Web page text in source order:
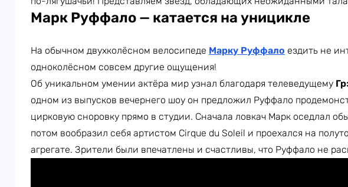
Марк Руффало — катается на уницикле
На обычном двухколёсном велосипеде Марку Руффало ездить не
одноколёсном совсем другие ощущения!
Об уникальном умении актёра мир узнал благодаря телеведущему
одном из выпусков вечернего шоу он предложил Руффало
цирковую сноровку прямо в студии. Сначала ловкач Марк оседлал
потом вообразил себя артистом Cirque du Soleil и проехался на
агрегате. Зрители были впечатлены и счастливы, что Руффало не